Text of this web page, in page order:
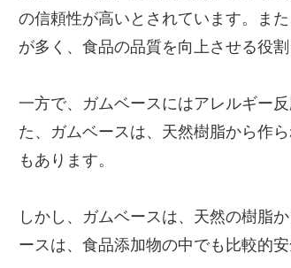
の信頼性が高いとされています。ま
が多く、食品の品質を向上させる役割
一方で、ガムベースにはアレルギー
た、ガムベースは、天然樹脂から作
もあります。
しかし、ガムベースは、天然の樹脂
ースは、食品添加物の中でも比較的